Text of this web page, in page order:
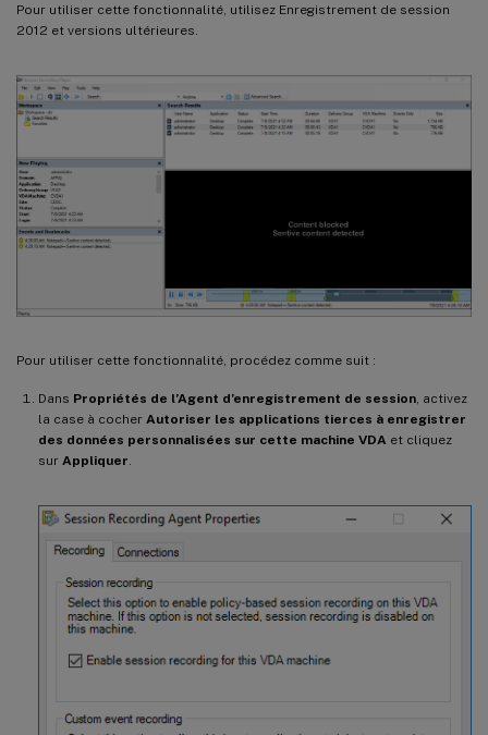
Pour utiliser cette fonctionnalité, utilisez Enregistrement de session
2012 et versions ultérieures.
Pour utiliser cette fonctionnalité, procédez comme suit :
Dans Propriétés de l’Agent d’enregistrement de session, activez
la case à cocher Autoriser les applications tierces à enregistrer
des données personnalisées sur cette machine VDA et cliquez
sur Appliquer.